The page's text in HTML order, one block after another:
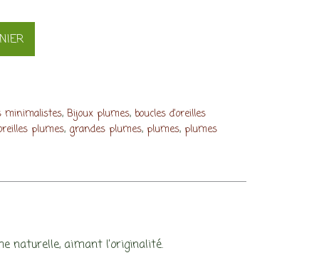
minimalistes, Bijoux plumes, boucles d'oreilles
plumes, grandes plumes, plumes, plumes
naturelle, aimant l’originalité.